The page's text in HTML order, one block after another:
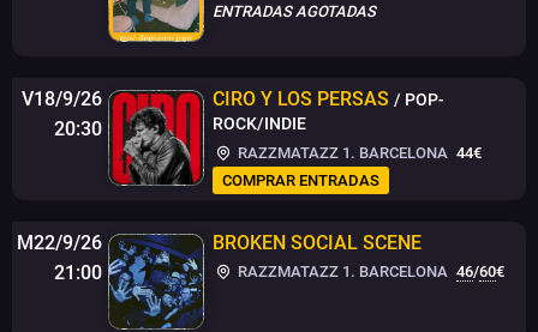
ENTRADAS AGOTADAS
V18/9/26
20:30
CIRO Y LOS PERSAS / POP-
ROCK/INDIE
RAZZMATAZZ 1. BARCELONA 44€
COMPRAR ENTRADAS
M22/9/26
21:00
BROKEN SOCIAL SCENE
RAZZMATAZZ 1. BARCELONA 46/60€